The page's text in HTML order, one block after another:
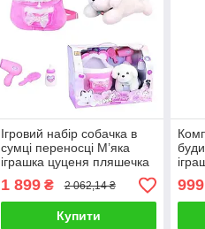
Ігровий набір собачка в
сумці переносці М’яка
іграшка цуценя пляшечка
щітка Інтерактивний
собака серцебиття
1 899₴ 2 062,14 ₴
Купити
999